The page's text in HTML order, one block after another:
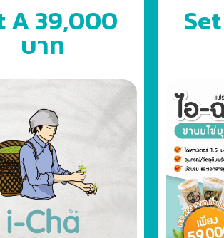
A 39,000
บาท